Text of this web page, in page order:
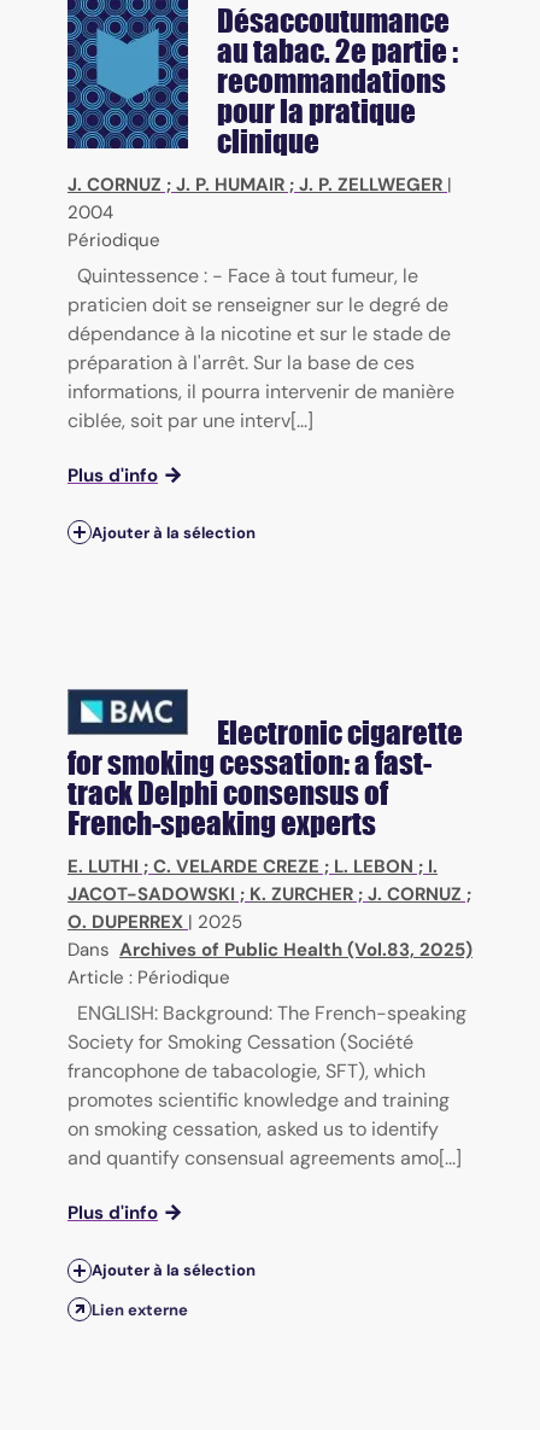
Désaccoutumance
au tabac. 2e partie :
recommandations
pour la pratique
clinique
J. CORNUZ ; J. P. HUMAIR ; J. P. ZELLWEGER |
2004
Périodique
Quintessence : - Face à tout fumeur, le
praticien doit se renseigner sur le degré de
dépendance à la nicotine et sur le stade de
préparation à l'arrêt. Sur la base de ces
informations, il pourra intervenir de manière
ciblée, soit par une interv[...]
Plus d'info
Ajouter à la sélection
Electronic cigarette
for smoking cessation: a fast-
track Delphi consensus of
French-speaking experts
E. LUTHI ; C. VELARDE CREZE ; L. LEBON ; I.
JACOT-SADOWSKI ; K. ZURCHER ; J. CORNUZ ;
O. DUPERREX | 2025
Dans Archives of Public Health (Vol.83, 2025)
Article : Périodique
ENGLISH: Background: The French-speaking
Society for Smoking Cessation (Société
francophone de tabacologie, SFT), which
promotes scientific knowledge and training
on smoking cessation, asked us to identify
and quantify consensual agreements amo[...]
Plus d'info
Ajouter à la sélection
Lien externe